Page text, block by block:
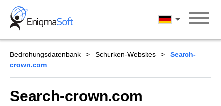
Skip
content
Deutsch
Bedrohungsdatenbank Schurken-Websites
Search-
crown.com
Search-crown.com